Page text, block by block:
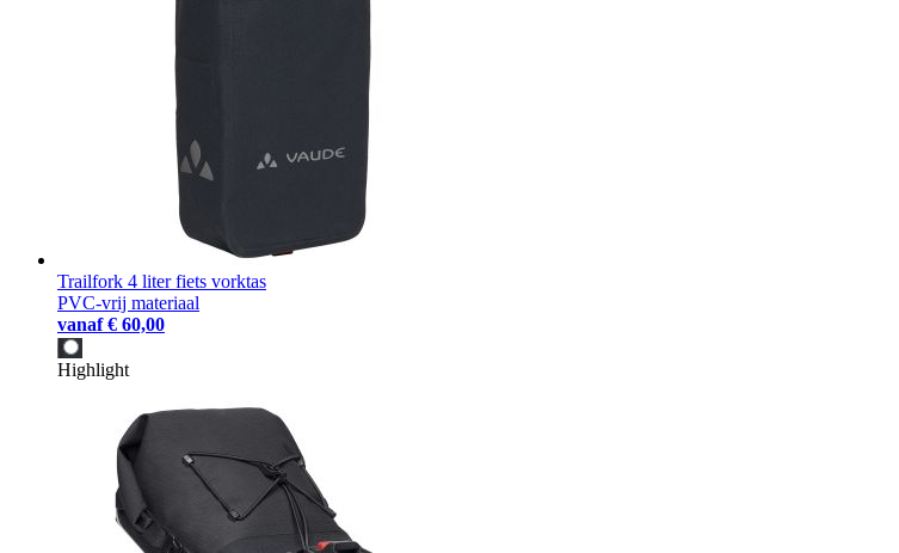
Trailfork 4 liter fiets vorktas
PVC-vrij materiaal
vanaf € 60,00
Highlight